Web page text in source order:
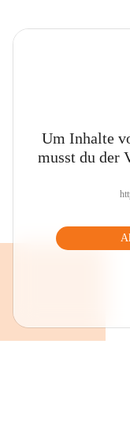
Um Inhalte
musst du der